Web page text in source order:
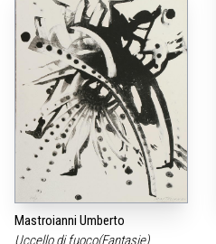
Mastroianni Umberto
Uccello di fuoco(Fantasie)